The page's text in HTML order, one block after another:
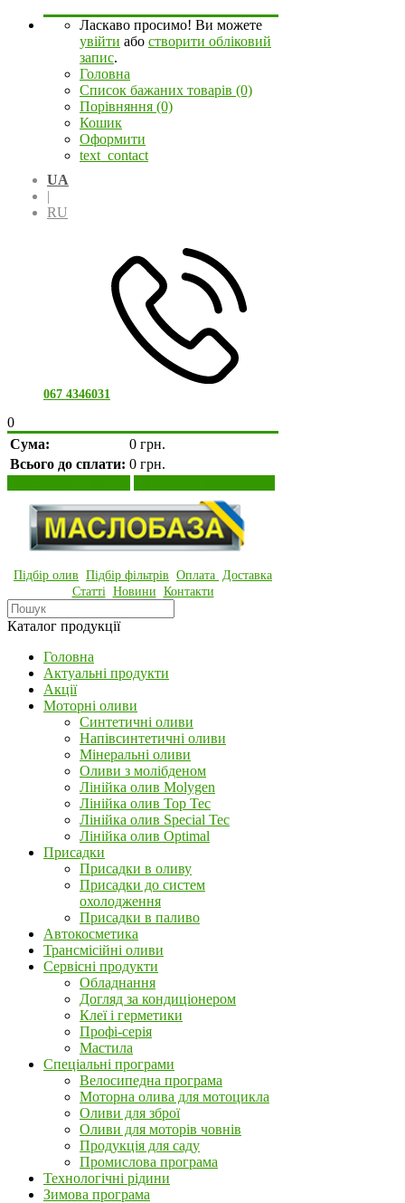
Ласкаво просимо! Ви можете
увійти або створити обліковий
запис.
Головна
Список бажаних товарів (0)
Порівняння (0)
Кошик
Оформити
text_contact
UA
|
RU
067 4346031
0
Сума:
0 грн.
Всього до сплати: 0 грн.
Підбір олив Підбір фільтрів Оплата Доставка
Статті Новини Контакти
Каталог продукції
Головна
Актуальні продукти
Акції
Моторні оливи
Синтетичні оливи
Напівсинтетичні оливи
Мінеральні оливи
Оливи з молібденом
Лінійка олив Molygen
Лінійка олив Top Tec
Лінійка олив Special Tec
Лінійка олив Optimal
Присадки
Присадки в оливу
Присадки до систем
охолодження
Присадки в паливо
Автокосметика
Трансмісійні оливи
Сервісні продукти
Обладнання
Догляд за кондиціонером
Клеї і герметики
Профі-серія
Мастила
Спеціальні програми
Велосипедна програма
Моторна олива для мотоцикла
Оливи для зброї
Оливи для моторів човнів
Продукція для саду
Промислова програма
Технологічні рідини
Зимова програма